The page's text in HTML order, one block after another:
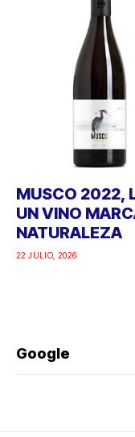
MUSCO 2022,
UN VINO
NATURALEZA
22 JULIO, 2026
Google